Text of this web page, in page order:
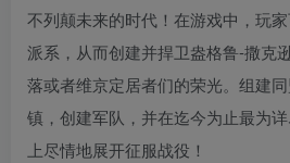
不列颠未来的时代！在游戏中，玩
派系，从而创建并捍卫盎格鲁-撒克
落或者维京定居者们的荣光。组建
镇，创建军队，并在迄今为止最为
上尽情地展开征服战役！